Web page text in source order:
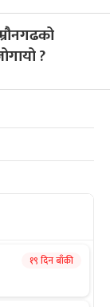
?
१९ दिन बाँकी